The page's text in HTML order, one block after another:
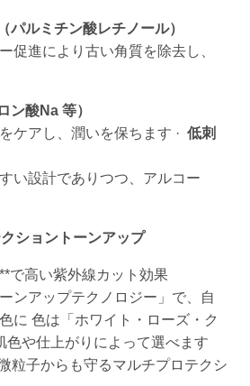
パルミチン酸レチノール）
促進により古い角質を除去し、
ン酸Na 等）
ケアし、潤いを保ちます · 低刺
い設計でありつつ、アルコー
ショントーンアップ
で高い紫外線カット効果
ンアップテクノロジー」で、自
に 色は「ホワイト・ローズ・ク
色や仕上がりによって選べます
粒子からも守るマルチプロテクシ